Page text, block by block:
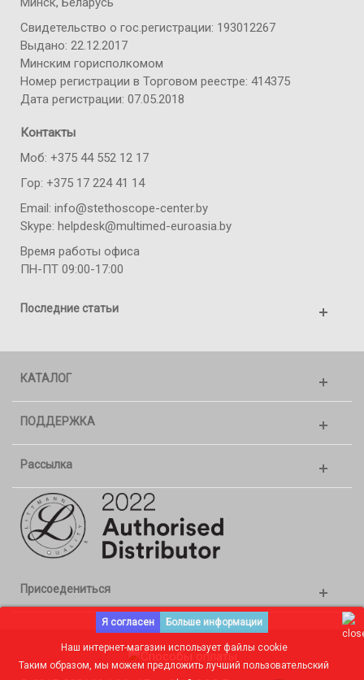
Я согласен Больше информации
Наш интернет-магазин использует файлы cookie
Таким образом, мы можем предложить лучший пользовательский
Свидетельство о гос.регистрации: 193012267
Выдано: 22.12.2017
Минским горисполкомом
Номер регистрации в Торговом реестре: 414375
Дата регистрации: 07.05.2018
Контакты
Моб: +375 44 552 12 17
Гор: +375 17 224 41 14
Email: info@stethoscope-center.by
Skype: helpdesk@multimed-euroasia.by
Время работы офиса
ПН-ПТ 09:00-17:00
Последние статьи
КАТАЛОГ
ПОДДЕРЖКА
Рассылка
Присоедениться